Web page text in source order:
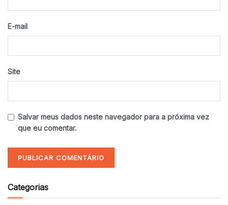
E-mail
Site
Salvar meus dados neste navegador para a próxima vez
que eu comentar.
Categorias